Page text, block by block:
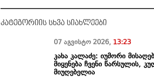
კატეგორიის სხვა სიახლეები
07 აგვისტო 2026, 13:23
კახა კალაძე: იუმორი
მიყენება ჩვენი წარსულის,
მიუღებელია